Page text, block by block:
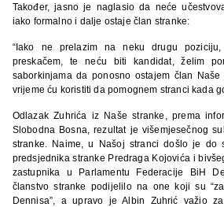
Također, jasno je naglasio da neće
iako formalno i dalje ostaje član stranke:
“Iako ne prelazim na neku drugu
preskačem, te neću biti kandidat, želim
saborkinjama da ponosno ostajem član
vrijeme ću koristiti da pomognem stranci kada
Odlazak Zuhrića iz Naše stranke, prema
Slobodna Bosna, rezultat je višemjesečnog
stranke. Naime, u Našoj stranci došlo je do
predsjednika stranke Predraga Kojovića i
zastupnika u Parlamentu Federacije BiH
članstvo stranke podijelilo na one koji su
Dennisa”, a upravo je Albin Zuhrić važio